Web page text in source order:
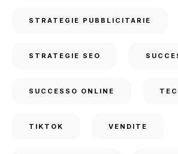
STRATEGIE PUBBLICITARIE
STRATEGIE SEO
SUCCESSO ONLINE
TIKTOK VENDITE